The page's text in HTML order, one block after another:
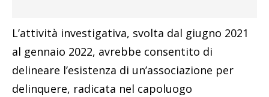
L’attività investigativa, svolta dal giugno 2021
al gennaio 2022, avrebbe consentito di
delineare l’esistenza di un’associazione per
delinquere, radicata nel capoluogo